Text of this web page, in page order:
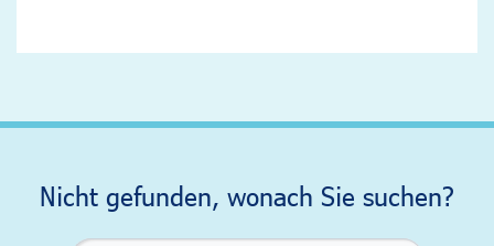
Nicht gefunden, wonach Sie suchen?